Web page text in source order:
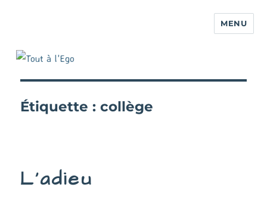
MENU
Étiquette :collège
L’adieu